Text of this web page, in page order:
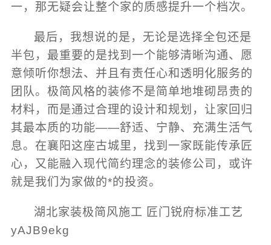
一，那无疑会让整个家的质感提升一个档次。
最后，我想说的是，无论是选择全包还是
半包，最重要的是找到一个能够清晰沟通、愿
意倾听你想法、并且有责任心和透明化服务的
团队。极简风格的装修不是简单地堆砌昂贵的
材料，而是通过合理的设计和规划，让家回归
其最本质的功能——舒适、宁静、充满生活气
息。在襄阳这座古城里，找到一家既能传承匠
心，又能融入现代简约理念的装修公司，或许
就是我们为家做的*的投资。
湖北家装极简风施工 匠门锐府标准工艺
yAJB9ekg